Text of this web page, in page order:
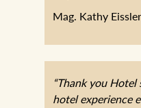
Mag. Kathy Eissler
“Thank you Hotel